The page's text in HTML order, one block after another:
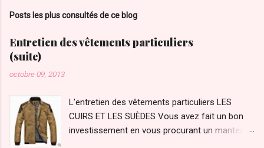
Posts les plus consultés de ce blog
Entretien des vêtements particuliers
(suite)
octobre 09, 2013
L'entretien des vêtements particuliers LES
CUIRS ET LES SUÈDES Vous avez fait un bon
investissement en vous procurant un manteau :